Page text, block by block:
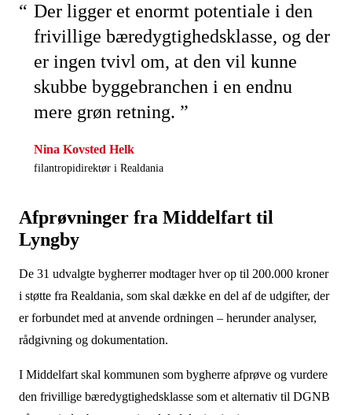
Der ligger et enormt potentiale i den
frivillige bæredygtighedsklasse, og der
er ingen tvivl om, at den vil kunne
skubbe byggebranchen i en endnu
mere grøn retning. ”
Nina Kovsted Helk
filantropidirektør i Realdania
Afprøvninger fra Middelfart til
Lyngby
De 31 udvalgte bygherrer modtager hver op til 200.000 kroner
i støtte fra Realdania, som skal dække en del af de udgifter, der
er forbundet med at anvende ordningen – herunder analyser,
rådgivning og dokumentation.
I Middelfart skal kommunen som bygherre afprøve og vurdere
den frivillige bæredygtighedsklasse som et alternativ til DGNB